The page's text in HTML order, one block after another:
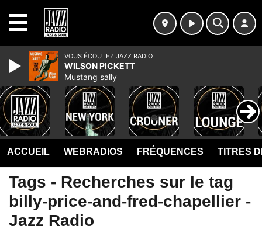
ACCUEIL WEBRADIOS FRÉQUENCES TITRES
Tags - Recherches sur le tag
billy-price-and-fred-chapellier -
Jazz Radio
VOUS ÉCOUTEZ JAZZ RADIO
WILSON PICKETT
Mustang sally